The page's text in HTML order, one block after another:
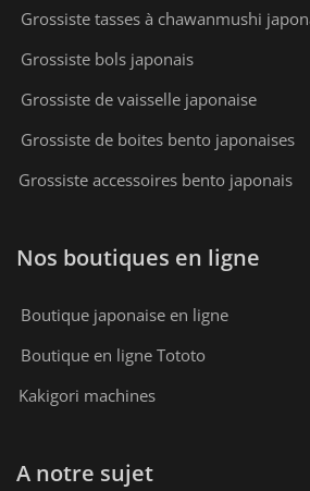
Grossiste tasses à chawanmushi
Grossiste bols japonais
Grossiste de vaisselle japonaise
Grossiste de boites bento japonaises
Grossiste accessoires bento japonais
Nos boutiques en ligne
Boutique japonaise en ligne
Boutique en ligne Tototo
Kakigori machines
A notre sujet